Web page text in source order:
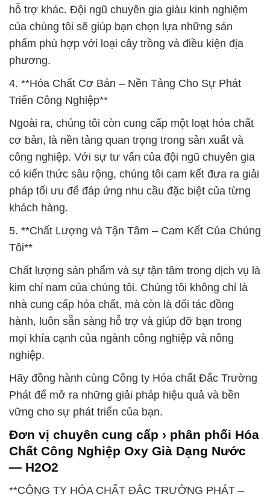
hỗ trợ khác. Đội ngũ chuyên gia giàu kinh nghiệm
của chúng tôi sẽ giúp bạn chọn lựa những sản
phẩm phù hợp với loại cây trồng và điều kiện địa
phương.
4. **Hóa Chất Cơ Bản – Nền Tảng Cho Sự Phát
Triển Công Nghiệp**
Ngoài ra, chúng tôi còn cung cấp một loạt hóa chất
cơ bản, là nền tảng quan trọng trong sản xuất và
công nghiệp. Với sự tư vấn của đội ngũ chuyên gia
có kiến thức sâu rộng, chúng tôi cam kết đưa ra giải
pháp tối ưu để đáp ứng nhu cầu đặc biệt của từng
khách hàng.
5. **Chất Lượng và Tận Tâm – Cam Kết Của Chúng
Tôi**
Chất lượng sản phẩm và sự tận tâm trong dịch vụ là
kim chỉ nam của chúng tôi. Chúng tôi không chỉ là
nhà cung cấp hóa chất, mà còn là đối tác đồng
hành, luôn sẵn sàng hỗ trợ và giúp đỡ bạn trong
mọi khía cạnh của ngành công nghiệp và nông
nghiệp.
Hãy đồng hành cùng Công ty Hóa chất Đắc Trường
Phát để mở ra những giải pháp hiệu quả và bền
vững cho sự phát triển của bạn.
Đơn vị chuyên cung cấp › phân phối Hóa
Chất Công Nghiệp Oxy Già Dạng Nước
— H2O2
**CÔNG TY HÓA CHẤT ĐẮC TRƯỜNG PHÁT –